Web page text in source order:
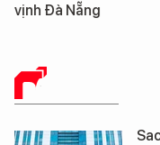
yếu nhân
BÁO CHÍ SỐ